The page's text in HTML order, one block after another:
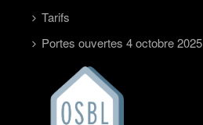
Tarifs
Portes ouvertes 4 octobre 2025